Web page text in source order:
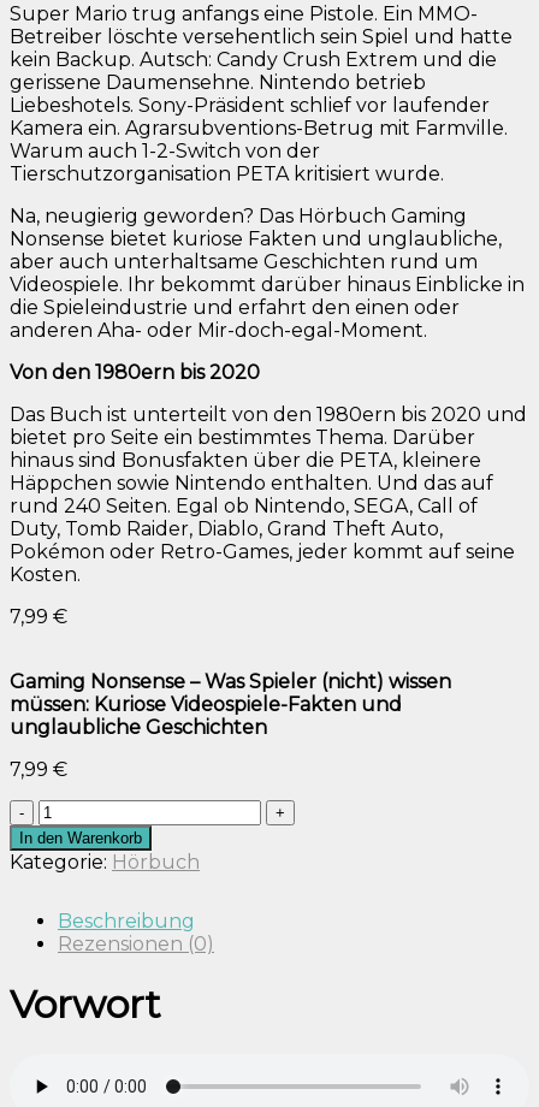
Super Mario trug anfangs eine Pistole. Ein MMO-
Betreiber löschte versehentlich sein Spiel und hatte
kein Backup. Autsch: Candy Crush Extrem und die
gerissene Daumensehne. Nintendo betrieb
Liebeshotels. Sony-Präsident schlief vor laufender
Kamera ein. Agrarsubventions-Betrug mit Farmville.
Warum auch 1-2-Switch von der
Tierschutzorganisation PETA kritisiert wurde.
Na, neugierig geworden? Das Hörbuch Gaming
Nonsense bietet kuriose Fakten und unglaubliche,
aber auch unterhaltsame Geschichten rund um
Videospiele. Ihr bekommt darüber hinaus Einblicke in
die Spieleindustrie und erfahrt den einen oder
anderen Aha- oder Mir-doch-egal-Moment.
Von den 1980ern bis 2020
Das Buch ist unterteilt von den 1980ern bis 2020 und
bietet pro Seite ein bestimmtes Thema. Darüber
hinaus sind Bonusfakten über die PETA, kleinere
Häppchen sowie Nintendo enthalten. Und das auf
rund 240 Seiten. Egal ob Nintendo, SEGA, Call of
Duty, Tomb Raider, Diablo, Grand Theft Auto,
Pokémon oder Retro-Games, jeder kommt auf seine
Kosten.
7,99 €
Gaming Nonsense – Was Spieler (nicht) wissen
müssen: Kuriose Videospiele-Fakten und
unglaubliche Geschichten
7,99 €
Gaming
Nonsense
-
Was
(nicht)
wissen
Kuriose
Videospiele-
unglaubliche
In den Warenkorb
Kategorie: Hörbuch
Beschreibung
Rezensionen (0)
Vorwort